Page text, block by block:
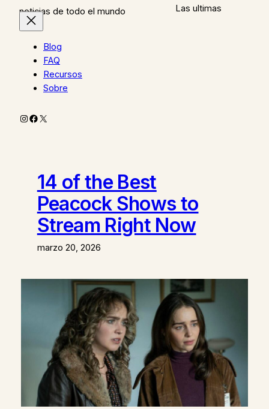
Las ultimas
noticias de todo el mundo
Blog
FAQ
Recursos
Sobre
Instagram
Facebook
X
14 of the Best
Peacock Shows to
Stream Right Now
marzo 20, 2026